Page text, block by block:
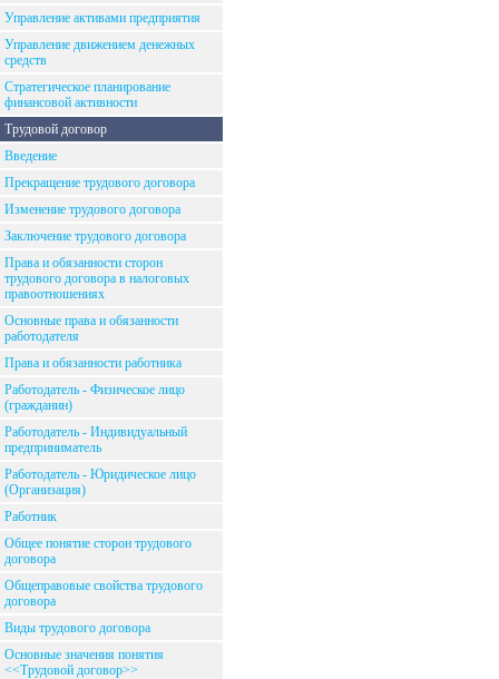
Управление активами предприятия
Управление движением денежных
средств
Стратегическое планирование
финансовой активности
Трудовой договор
Введение
Прекращение трудового договора
Изменение трудового договора
Заключение трудового договора
Права и обязанности сторон
трудового договора в налоговых
правоотношениях
Основные права и обязанности
работодателя
Права и обязанности работника
Работодатель - Физическое лицо
(гражданин)
Работодатель - Индивидуальный
предприниматель
Работодатель - Юридическое лицо
(Организация)
Работник
Общее понятие сторон трудового
договора
Общеправовые свойства трудового
договора
Виды трудового договора
Основные значения понятия
<<Трудовой договор>>